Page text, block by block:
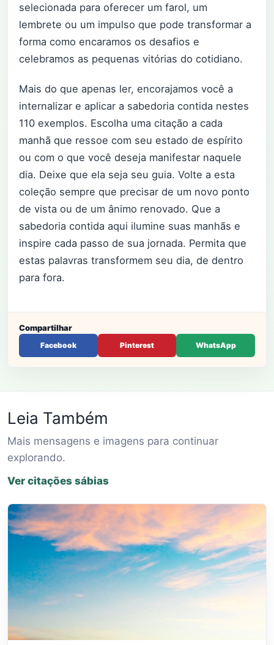
selecionada para oferecer um farol, um
lembrete ou um impulso que pode transformar a
forma como encaramos os desafios e
celebramos as pequenas vitórias do cotidiano.
Mais do que apenas ler, encorajamos você a
internalizar e aplicar a sabedoria contida nestes
110 exemplos. Escolha uma citação a cada
manhã que ressoe com seu estado de espírito
ou com o que você deseja manifestar naquele
dia. Deixe que ela seja seu guia. Volte a esta
coleção sempre que precisar de um novo ponto
de vista ou de um ânimo renovado. Que a
sabedoria contida aqui ilumine suas manhãs e
inspire cada passo de sua jornada. Permita que
estas palavras transformem seu dia, de dentro
para fora.
Compartilhar
Facebook Pinterest WhatsApp
Leia Também
Mais mensagens e imagens para continuar
explorando.
Ver citações sábias